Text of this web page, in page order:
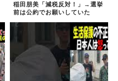
稲田朋美「減税反対！」→選挙
前は公約でお願いしていた